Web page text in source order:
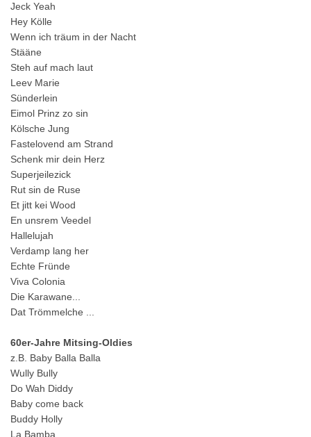
Jeck Yeah
Hey Kölle
Wenn ich träum in der Nacht
Stääne
Steh auf mach laut
Leev Marie
Sünderlein
Eimol Prinz zo sin
Kölsche Jung
Fastelovend am Strand
Schenk mir dein Herz
Superjeilezick
Rut sin de Ruse
Et jitt kei Wood
En unsrem Veedel
Hallelujah
Verdamp lang her
Echte Fründe
Viva Colonia
Die Karawane...
Dat Trömmelche ...
60er-Jahre Mitsing-Oldies
z.B. Baby Balla Balla
Wully Bully
Do Wah Diddy
Baby come back
Buddy Holly
La Bamba